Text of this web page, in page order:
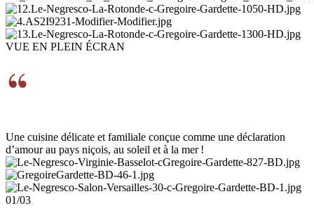
VUE EN PLEIN ÉCRAN
Une cuisine délicate et familiale conçue comme une déclaration
d’amour au pays niçois, au soleil et à la mer !
01/03